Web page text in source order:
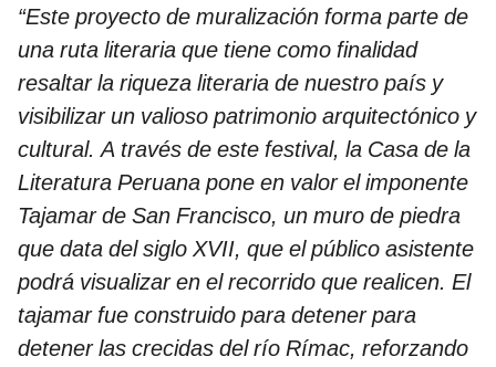
“Este proyecto de muralización forma parte de
una ruta literaria que tiene como finalidad
resaltar la riqueza literaria de nuestro país y
visibilizar un valioso patrimonio arquitectónico y
cultural. A través de este festival, la Casa de la
Literatura Peruana pone en valor el imponente
Tajamar de San Francisco, un muro de piedra
que data del siglo XVII, que el público asistente
podrá visualizar en el recorrido que realicen. El
tajamar fue construido para detenerpara
detener las crecidas del río Rímac, reforzando